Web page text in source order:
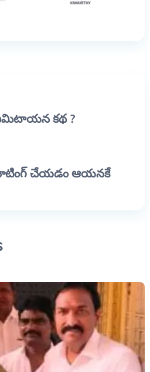
ఏమిటాయన కథ ?
చేయడం ఆయనకే